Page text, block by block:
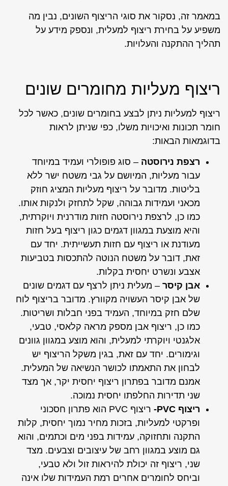
במאמר זה, נסקור את סוגי הריצוף השונים, נבין מה
משפיע על בחירת ריצוף למעלית, ונספק מידע על
תהליך ההתקנה והעלויות.
ריצוף מעליות מחומרים שונים
ריצוף למעליות ניתן לבצע בחומרים שונים, כאשר לכל
חומר תכונות ואיכויות משלו, כפי שניתן לראות
בדוגמאות הבאות:
רצפת נירוסטה – סוג פופולרי ועמיד במיוחד
עבור מעליות, המיושם על גבי משטח ישר ללא
בליטות. מדובר על ריצוף מעליות המציג חוזק
מכאני ועמידות גבוהה, שקל לתחזק ולנקות אותו.
כמו כן, לרצפת נירוסטה חזות מודרנית ויוקרתית,
והיא מוצעת במגוון דגמים כגון ריצוף בעל חזות
מעודנת או ריצוף עם חזות תעשייתית. יחד עם
זאת, דובר על משטח הנוטה להתכסות בטביעות
אצבע ונשרט יחסית בקלות.
אבן קיסר – מעלית ניתן לרצף עם דגמים שונים
של אבן קיסר העשויה מקוורץ. מדובר בריצוף לוח
שלם חזק במיוחד, העמיד בפני חבלות ושריטות.
כמו כן, ריצוף אבן מספק מראה קלאסי, טבעי,
אלגנטי ויוקרתי למעלית, והוא מוצע במגוון גוונים
וגימורים. יחד עם זאת, בגין משקל הריצוף יש
לבחון את התאמתו לכושר הנשיאה של המעלית.
אמנם מדובר בפתרון ריצוף יחסית יקר, אך מצד
שני תדירות החלפתו יחסית נמוכה.
ריצוף PVC-
ריצוף PVC הוא פתרון חסכוני
ופרקטי למעליות, בזכות מחיר נמוך יחסית, קלות
התקנה ותחזוקה, עמידות בפני מים וכתמים, והוא
גם מוצע במגוון רחב של עיצובים וצבעים. מצד
שני, ריצוף זה יכולת להיראות זול ולא טבעי,
וביחס לחומרים אחרים רמת העמידות שלו אינה